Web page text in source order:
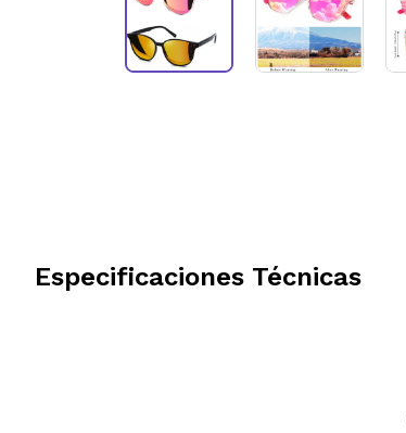
Especificaciones Técnicas